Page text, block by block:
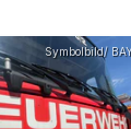
Symbolbild/